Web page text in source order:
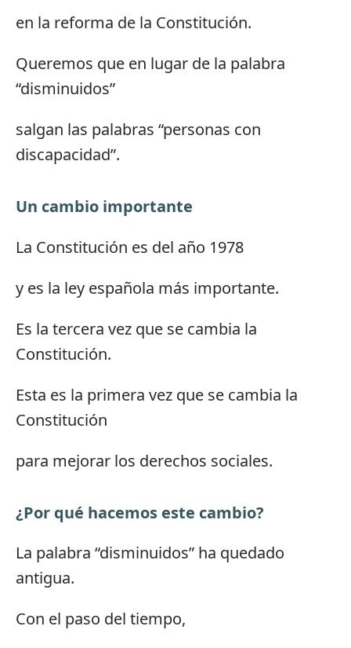
en la reforma de la Constitución.
Queremos que en lugar de la palabra
“disminuidos”
salgan las palabras “personas con
discapacidad”.
Un cambio importante
La Constitución es del año 1978
y es la ley española más importante.
Es la tercera vez que se cambia la
Constitución.
Esta es la primera vez que se cambia la
Constitución
para mejorar los derechos sociales.
¿Por qué hacemos este cambio?
La palabra “disminuidos” ha quedado
antigua.
Con el paso del tiempo,